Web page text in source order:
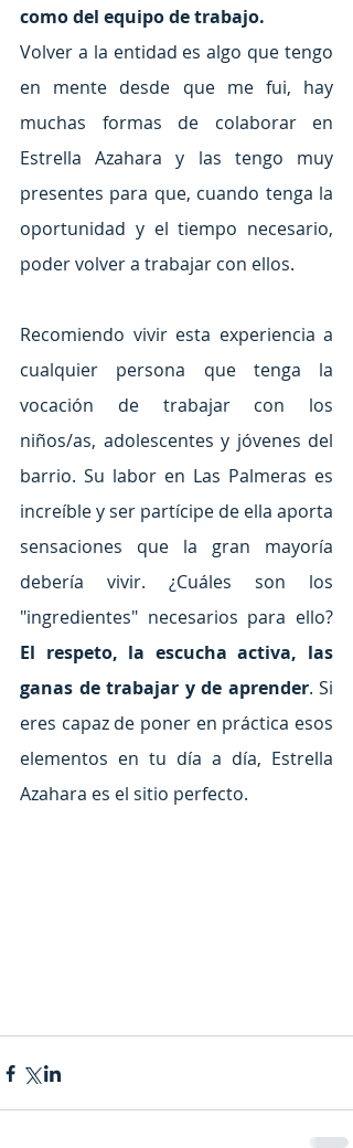
como del equipo de trabajo.
Volver a la entidad es algo que tengo
en mente desde que me fui, hay
muchas formas de colaborar en
Estrella Azahara y las tengo muy
presentes para que, cuando tenga la
oportunidad y el tiempo necesario,
poder volver a trabajar con ellos.
Recomiendo vivir esta experiencia a
cualquier persona que tenga la
vocación de trabajar con los
niños/as, adolescentes y jóvenes del
barrio. Su labor en Las Palmeras es
increíble y ser partícipe de ella aporta
sensaciones que la gran mayoría
debería vivir. ¿Cuáles son los
El respeto, la escucha activa, las
ganas de trabajar y de aprender. Si
eres capaz de poner en práctica esos
elementos en tu día a día, Estrella
Azahara es el sitio perfecto.